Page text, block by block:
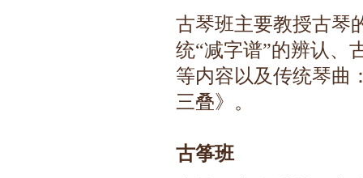
古琴班主要教授古琴
统“减字谱”的辨认、
等内容以及传统琴曲
三叠》。
古筝班